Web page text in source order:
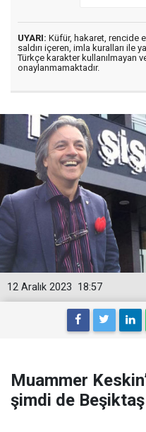
UYARI: Küfür, hakaret, rencide
saldırı içeren, imla kuralları ile
Türkçe karakter kullanılmayan
onaylanmamaktadır.
18:57
12 Aralık 2023
Muammer
şimdi de